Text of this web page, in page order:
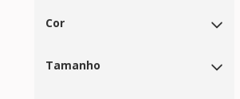
Cor
Tamanho